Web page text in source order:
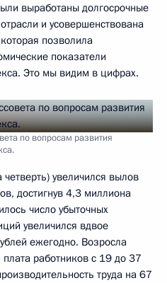
выработаны долгосрочные
и усовершенствована
позволила
показатели
Это мы видим в цифрах.
по вопросам развития
увеличился вылов
достигнув 4,3 миллиона
число убыточных
увеличился вдвое
ежегодно. Возросла
работников с 19 до 37
труда на 67